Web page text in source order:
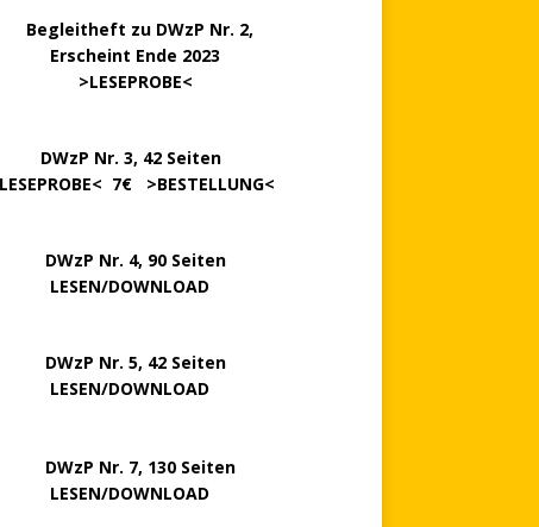
Begleitheft zu DWzP Nr. 2,
Erscheint Ende 2023
>LESEPROBE<
DWzP Nr. 3, 42 Seiten
LESEPROBE< 7€ >BESTELLUNG<
Nr. 4, 90 Seiten
LESEN/DOWNLOAD
Nr. 5, 42 Seiten
LESEN/DOWNLOAD
Nr. 7, 130 Seiten
LESEN/DOWNLOAD